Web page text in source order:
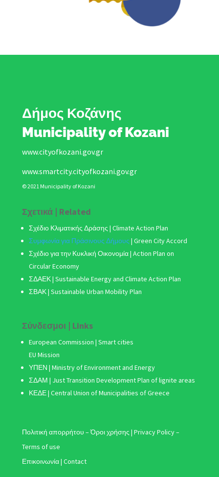
Δήμος Κοζάνης
Municipality of Kozani
www.cityofkozani.gov.gr
www.smartcity.cityofkozani.gov.gr
© 2021 Municipality of Kozani
Σχετικά | Related
Σχέδιο Κλιματικής Δράσης | Climate Action Plan
Συμφωνία για Πράσινους Δήμους | Green City Accord
Σχέδιο για την Κυκλική Οικονομία | Action Plan on
Circular Economy
ΣΔΑΕΚ | Sustainable Energy and Climate Action Plan
ΣΒΑΚ| Sustainable Urban Mobility Plan
Σύνδεσμοι | Links
European Commission | Smart cities
EU Mission
ΥΠΕΝ | Ministry of Environment and Energy
ΣΔΑΜ | Just Transition Development Plan of lignite areas
ΚΕΔΕ | Central Union of Municipalities of Greece
Πολιτική απορρήτου – Όροι χρήσης | Privacy Policy –
Terms of use
Επικοινωνία | Contact